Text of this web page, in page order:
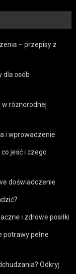
– przepisy z
dla osób
różnorodnej
i wprowadzenie
jeść i czego
doświadczenie
i zdrowe posiłki
potrawy pełne
Odkryj